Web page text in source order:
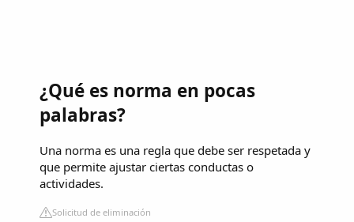
¿Qué es norma en pocas
palabras?
Una norma es una regla que debe ser respetada y
que permite ajustar ciertas conductas o
actividades.
Solicitud de eliminación